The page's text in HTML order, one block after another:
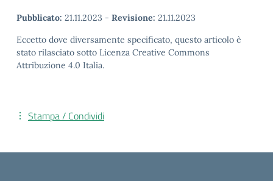
Pubblicato: 21.11.2023 - Revisione: 21.11.2023
Eccetto dove diversamente specificato, questo articolo è
stato rilasciato sotto Licenza Creative Commons
Attribuzione 4.0 Italia.
Stampa / Condividi